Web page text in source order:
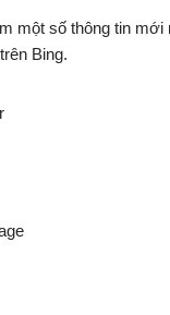
một số thông tin mới
trên Bing.